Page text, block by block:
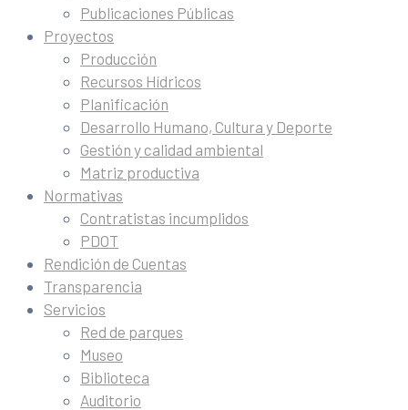
Publicaciones Públicas
Proyectos
Producción
Recursos Hídricos
Planificación
Desarrollo Humano, Cultura y Deporte
Gestión y calidad ambiental
Matriz productiva
Normativas
Contratistas incumplidos
PDOT
Rendición de Cuentas
Transparencia
Servicios
Red de parques
Museo
Biblioteca
Auditorio